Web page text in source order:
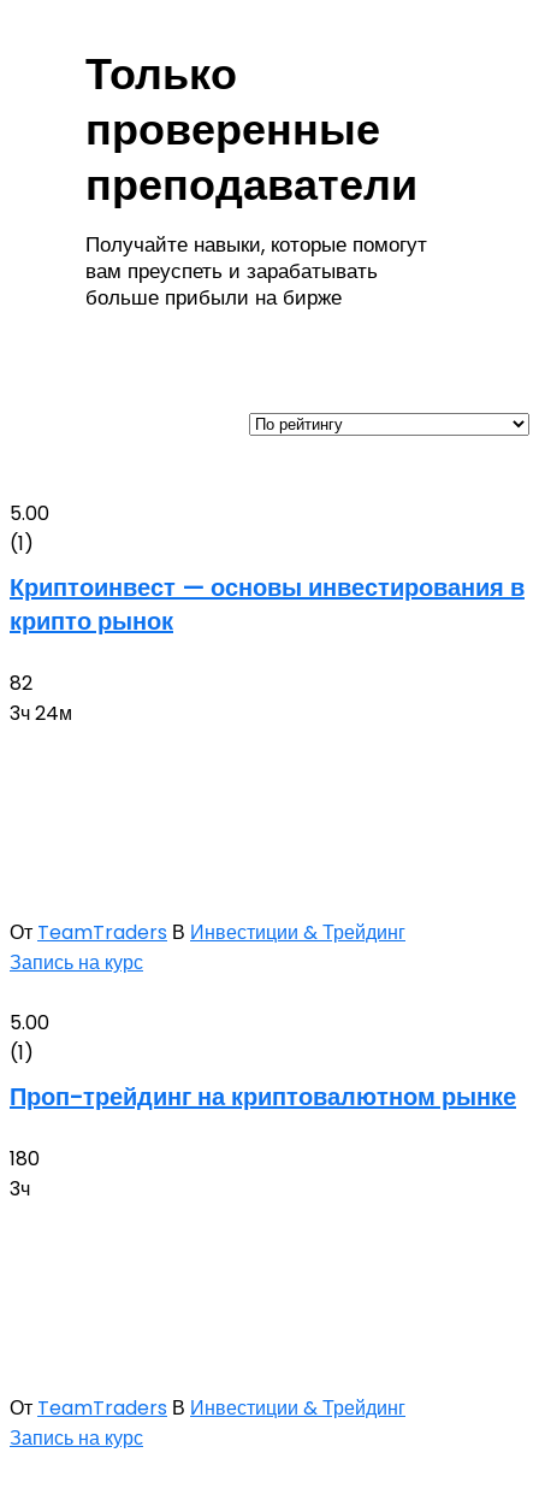
Только
проверенные
преподаватели
Получайте навыки, которые помогут
вам преуспеть и зарабатывать
больше прибыли на бирже
5.00
(1)
Криптоинвест — основы инвестирования в
крипто рынок
82
3ч 24м
От TeamTraders В Инвестиции & Трейдинг
Запись на курс
5.00
(1)
Проп-трейдинг на криптовалютном рынке
180
3ч
От TeamTraders В Инвестиции & Трейдинг
Запись на курс